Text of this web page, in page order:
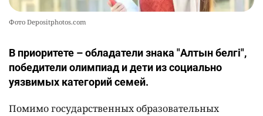
Фото Depositphotos.com
В приоритете – обладатели знака "Алтын белгі",
победители олимпиад и дети из социально
уязвимых категорий семей.
Помимо государственных образовательных